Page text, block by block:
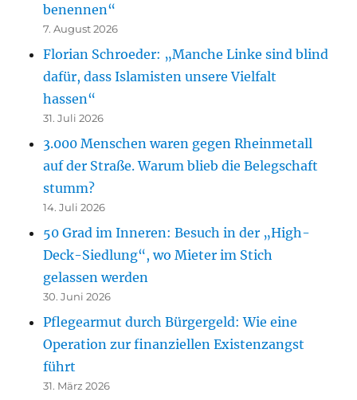
benennen“
7. August 2026
Florian Schroeder: „Manche Linke sind blind
dafür, dass Islamisten unsere Vielfalt
hassen“
31. Juli 2026
3.000 Menschen waren gegen Rheinmetall
auf der Straße. Warum blieb die Belegschaft
stumm?
14. Juli 2026
50 Grad im Inneren: Besuch in der „High-
Deck-Siedlung“, wo Mieter im Stich
gelassen werden
30. Juni 2026
Pflegearmut durch Bürgergeld: Wie eine
Operation zur finanziellen Existenzangst
führt
31. März 2026